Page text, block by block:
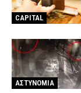
CAPITAL
ΑΣΤΥΝΟΜΙΑ